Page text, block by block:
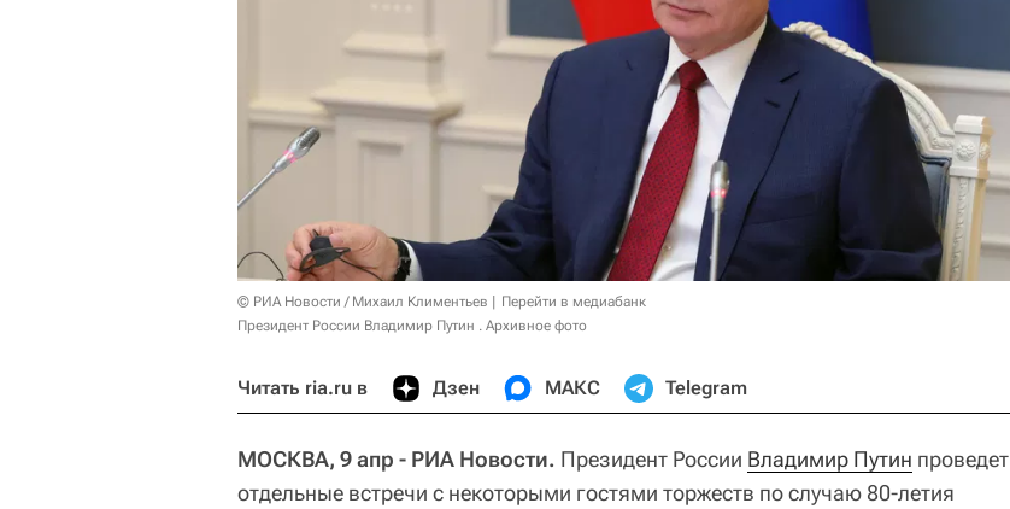
© РИА Новости / Михаил Климентьев
Перейти в медиабанк
Президент России Владимир Путин . Архивное фото
Читать ria.ru в Дзен МАКС Telegram
МОСКВА, 9 апр - РИА Новости. Президент России Владимир Путин проведет
отдельные встречи с некоторыми гостями торжеств по случаю 80-летия